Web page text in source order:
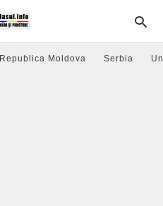
Republica Moldova Serbia